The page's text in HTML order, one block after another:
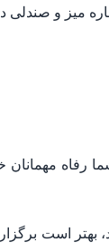
میز و صندلی
مهمانان
بهتر است